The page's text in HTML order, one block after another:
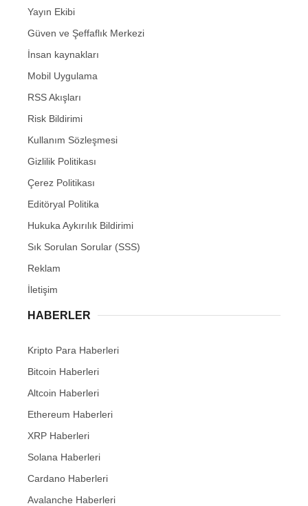
Yayın Ekibi
Güven ve Şeffaflık Merkezi
İnsan kaynakları
Mobil Uygulama
RSS Akışları
Risk Bildirimi
Kullanım Sözleşmesi
Gizlilik Politikası
Çerez Politikası
Editöryal Politika
Hukuka Aykırılık Bildirimi
Sık Sorulan Sorular (SSS)
Reklam
İletişim
HABERLER
Kripto Para Haberleri
Bitcoin Haberleri
Altcoin Haberleri
Ethereum Haberleri
XRP Haberleri
Solana Haberleri
Cardano Haberleri
Avalanche Haberleri